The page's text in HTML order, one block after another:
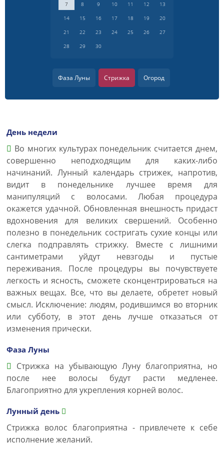
7
8 9 10 11 12
13
14
15 16 17 18 19
20
21
22 23 24 25 26
27
28
29 30
Фаза Луны Стрижка Огород
День недели
Во многих культурах понедельник считается днем,
совершенно неподходящим для каких-либо
начинаний. Лунный календарь стрижек, напротив,
видит в понедельнике лучшее время для
манипуляций с волосами. Любая процедура
окажется удачной. Обновленная внешность придаст
вдохновения для великих свершений. Особенно
полезно в понедельник состригать сухие концы или
слегка подправлять стрижку. Вместе с лишними
сантиметрами уйдут невзгоды и пустые
переживания. После процедуры вы почувствуете
легкость и ясность, сможете сконцентрироваться на
важных вещах. Все, что вы делаете, обретет новый
смысл. Исключение: людям, родившимся во вторник
или субботу, в этот день лучше отказаться от
изменения прически.
Фаза Луны
Стрижка на убывающую Луну благоприятна, но
после нее волосы будут расти медленее.
Благоприятно для укрепления корней волос.
Лунный день
Стрижка волос благоприятна - привлечете к себе
исполнение желаний.